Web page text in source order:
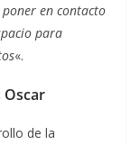
poner en contacto
para
«.
Oscar
de la